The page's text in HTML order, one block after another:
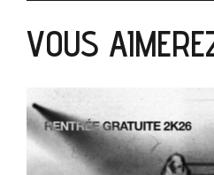
VOUS